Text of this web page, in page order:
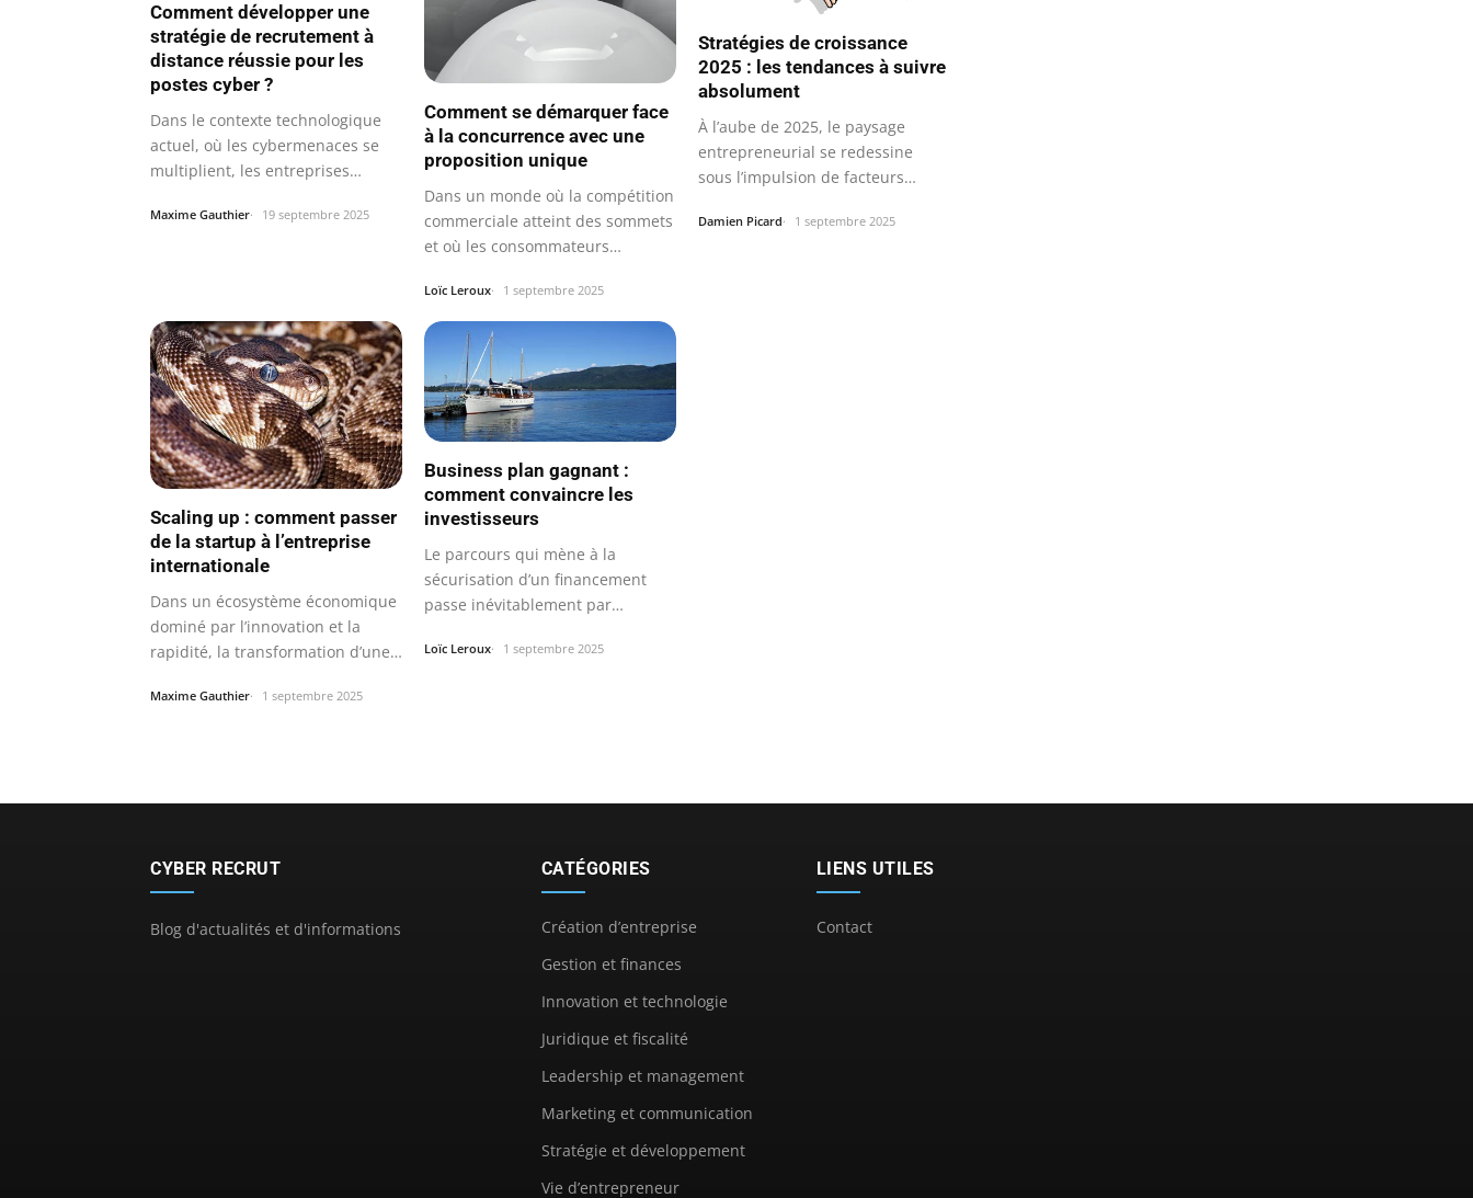
Comment développer une
stratégie de recrutement à
distance réussie pour les
postes cyber ?
Dans le contexte technologique
actuel, où les cybermenaces se
multiplient, les entreprises
Maxime Gauthier 19 septembre 2025
Comment se démarquer face
à la concurrence avec une
proposition unique
Dans un monde où la compétition
commerciale atteint des sommets
et où les consommateurs
Loïc Leroux 1 septembre 2025
Stratégies de croissance
2025 : les tendances à suivre
absolument
À l’aube de 2025, le paysage
entrepreneurial se redessine
sous l’impulsion de facteurs
Damien Picard 1 septembre 2025
Scaling up : comment passer
de la startup à l’entreprise
internationale
Dans un écosystème économique
dominé par l’innovation et la
rapidité, la transformation d’une…
Maxime Gauthier 1 septembre 2025
Business plan gagnant :
comment convaincre les
investisseurs
Le parcours qui mène à la
sécurisation d’un financement
passe inévitablement par
Loïc Leroux 1 septembre 2025
CYBER RECRUT
Blog d'actualités et d'informations
CATÉGORIES
Création d’entreprise
Gestion et finances
Innovation et technologie
Juridique et fiscalité
Leadership et management
Marketing et communication
Stratégie et développement
Vie d’entrepreneur
LIENS UTILES
Contact